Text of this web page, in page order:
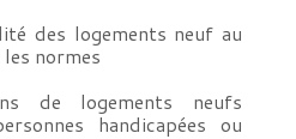
des logements neuf au
normes
de logements neufs
handicapées ou